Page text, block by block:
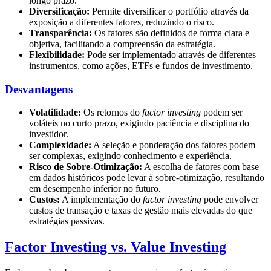
Diversificação: Permite diversificar o portfólio através da
exposição a diferentes fatores, reduzindo o risco.
Transparência: Os fatores são definidos de forma clara e
objetiva, facilitando a compreensão da estratégia.
Flexibilidade: Pode ser implementado através de diferentes
instrumentos, como ações, ETFs e fundos de investimento.
Desvantagens
Volatilidade: Os retornos do factor investing podem ser
voláteis no curto prazo, exigindo paciência e disciplina do
investidor.
Complexidade: A seleção e ponderação dos fatores podem
ser complexas, exigindo conhecimento e experiência.
Risco de Sobre-Otimização: A escolha de fatores com base
em dados históricos pode levar à sobre-otimização, resultando
em desempenho inferior no futuro.
Custos: A implementação do factor investing pode envolver
custos de transação e taxas de gestão mais elevadas do que
estratégias passivas.
Factor Investing vs. Value Investing